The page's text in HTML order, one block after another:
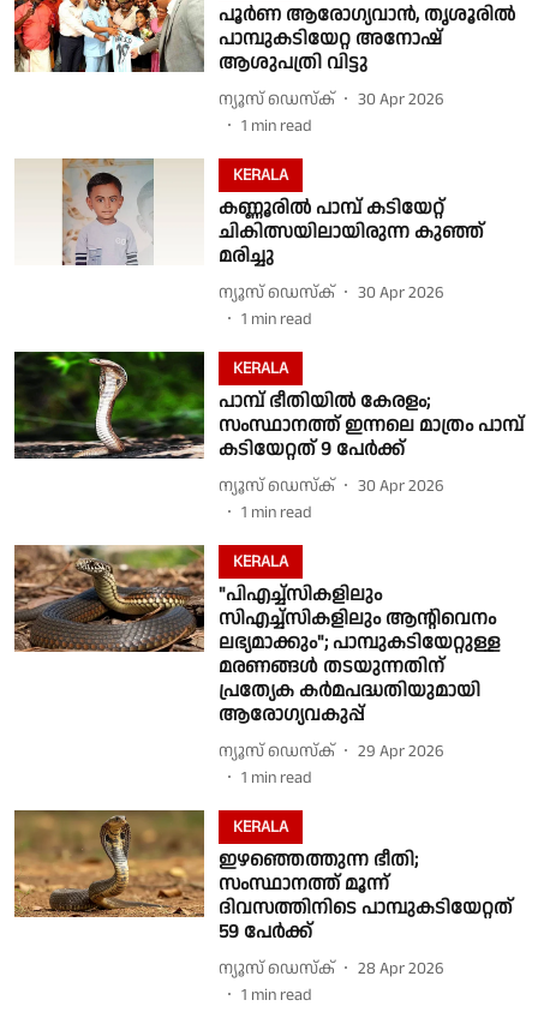
പൂര്‍ണ ആരോഗ്യവാന്‍, തൃശൂരില്‍
പാമ്പുകടിയേറ്റ അനോഷ്
ആശുപത്രി വിട്ടു
ന്യൂസ് ഡെസ്ക്
30 Apr 2026
1 min read
KERALA
കണ്ണൂരിൽ പാമ്പ് കടിയേറ്റ്
ചികിത്സയിലായിരുന്ന കുഞ്ഞ്
മരിച്ചു
ന്യൂസ് ഡെസ്ക്
30 Apr 2026
1 min read
KERALA
പാമ്പ് ഭീതിയിൽ കേരളം;
സംസ്ഥാനത്ത് ഇന്നലെ മാത്രം പാമ്പ്
കടിയേറ്റത് 9 പേർക്ക്
ന്യൂസ് ഡെസ്ക്
30 Apr 2026
1 min read
KERALA
"പിഎച്ച്സികളിലും
സിഎച്ച്സികളിലും ആന്റിവെനം
ലഭ്യമാക്കും"; പാമ്പുകടിയേറ്റുള്ള
മരണങ്ങൾ തടയുന്നതിന്
പ്രത്യേക കർമപദ്ധതിയുമായി
ആരോഗ്യവകുപ്പ്
ന്യൂസ് ഡെസ്ക്
29 Apr 2026
1 min read
KERALA
ഇഴഞ്ഞെത്തുന്ന ഭീതി;
സംസ്ഥാനത്ത് മൂന്ന്
ദിവസത്തിനിടെ പാമ്പുകടിയേറ്റത്
59 പേർക്ക്
ന്യൂസ് ഡെസ്ക്
28 Apr 2026
1 min read